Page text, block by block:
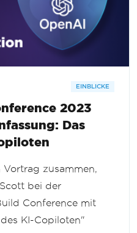
EINBLICKE
2023
Das
zusammen,
bei der
Conference mit
KI-Copiloten"